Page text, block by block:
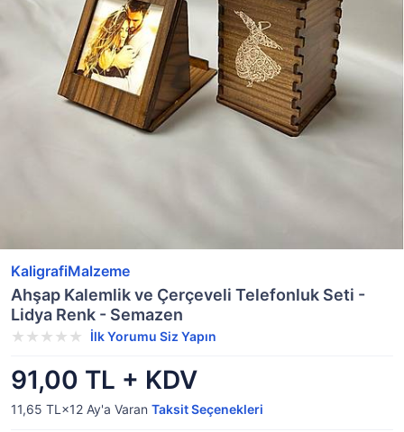
KaligrafiMalzeme
Ahşap Kalemlik ve Çerçeveli Telefonluk Seti -
Lidya Renk - Semazen
İlk Yorumu Siz Yapın
91,00 TL + KDV
11,65 TL×12 Ay'a Varan Taksit Seçenekleri